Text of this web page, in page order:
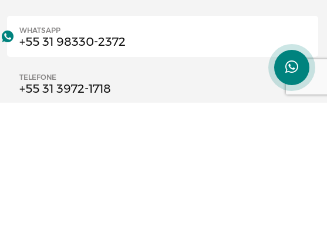
WHATSAPP
+55 31 98330-2372
TELEFONE
+55 31 3972-1718